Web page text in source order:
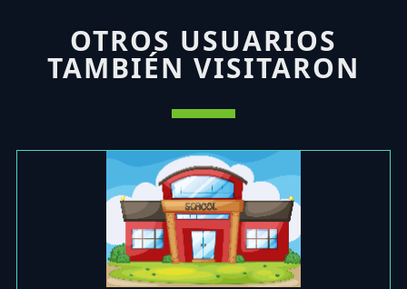
OTROS USUARIOS
TAMBIÉN VISITARON